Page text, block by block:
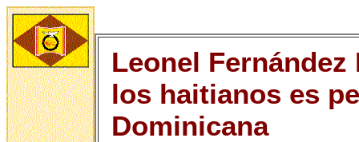
Leonel
los haitianos es
Dominicana